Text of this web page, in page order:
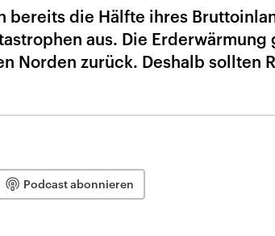
bereits die Hälfte ihres
aus. Die Erderwärmung
Norden zurück. Deshalb sollten
Podcast abonnieren